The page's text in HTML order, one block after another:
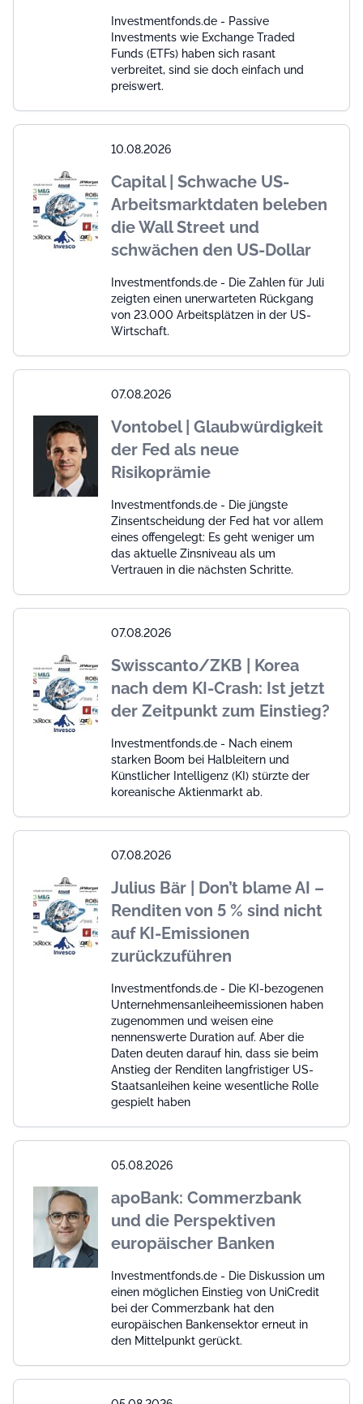
Investmentfonds.de - Passive
Investments wie Exchange Traded
Funds (ETFs) haben sich rasant
verbreitet, sind sie doch einfach und
preiswert.
10.08.2026
Capital | Schwache US-
Arbeitsmarktdaten beleben
die Wall Street und
schwächen den US-Dollar
Investmentfonds.de - Die Zahlen für Juli
zeigten einen unerwarteten Rückgang
von 23.000 Arbeitsplätzen in der US-
Wirtschaft.
07.08.2026
Vontobel | Glaubwürdigkeit
der Fed als neue
Risikoprämie
Investmentfonds.de - Die jüngste
Zinsentscheidung der Fed hat vor allem
eines offengelegt: Es geht weniger um
das aktuelle Zinsniveau als um
Vertrauen in die nächsten Schritte.
07.08.2026
Swisscanto/ZKB | Korea
nach dem KI-Crash: Ist jetzt
der Zeitpunkt zum Einstieg?
Investmentfonds.de - Nach einem
starken Boom bei Halbleitern und
Künstlicher Intelligenz (KI) stürzte der
koreanische Aktienmarkt ab.
07.08.2026
Julius Bär | Don’t blame AI –
Renditen von 5 % sind nicht
auf KI-Emissionen
zurückzuführen
Investmentfonds.de - Die KI-bezogenen
Unternehmensanleiheemissionen haben
zugenommen und weisen eine
nennenswerte Duration auf. Aber die
Daten deuten darauf hin, dass sie beim
Anstieg der Renditen langfristiger US-
Staatsanleihen keine wesentliche Rolle
gespielt haben
05.08.2026
apoBank: Commerzbank
und die Perspektiven
europäischer Banken
Investmentfonds.de - Die Diskussion um
einen möglichen Einstieg von UniCredit
bei der Commerzbank hat den
europäischen Bankensektor erneut in
den Mittelpunkt gerückt.